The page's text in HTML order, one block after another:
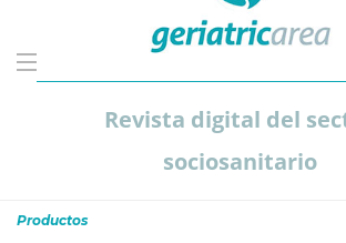
Revista digital del
sociosanitario
Productos